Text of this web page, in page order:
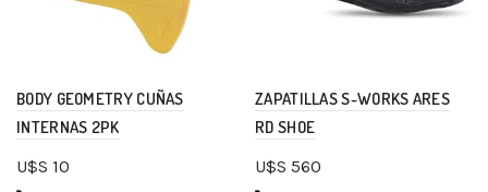
BODY GEOMETRY CUÑAS
INTERNAS 2PK
U$S 10
ZAPATILLAS S-WORKS ARES
RD SHOE
U$S 560